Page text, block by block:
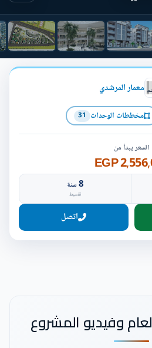
معمار المرشدي
مخططات الوحدات 31
السعر يبدأ من
8سنة
تقسيط
اتصل
وفيديو المشروع